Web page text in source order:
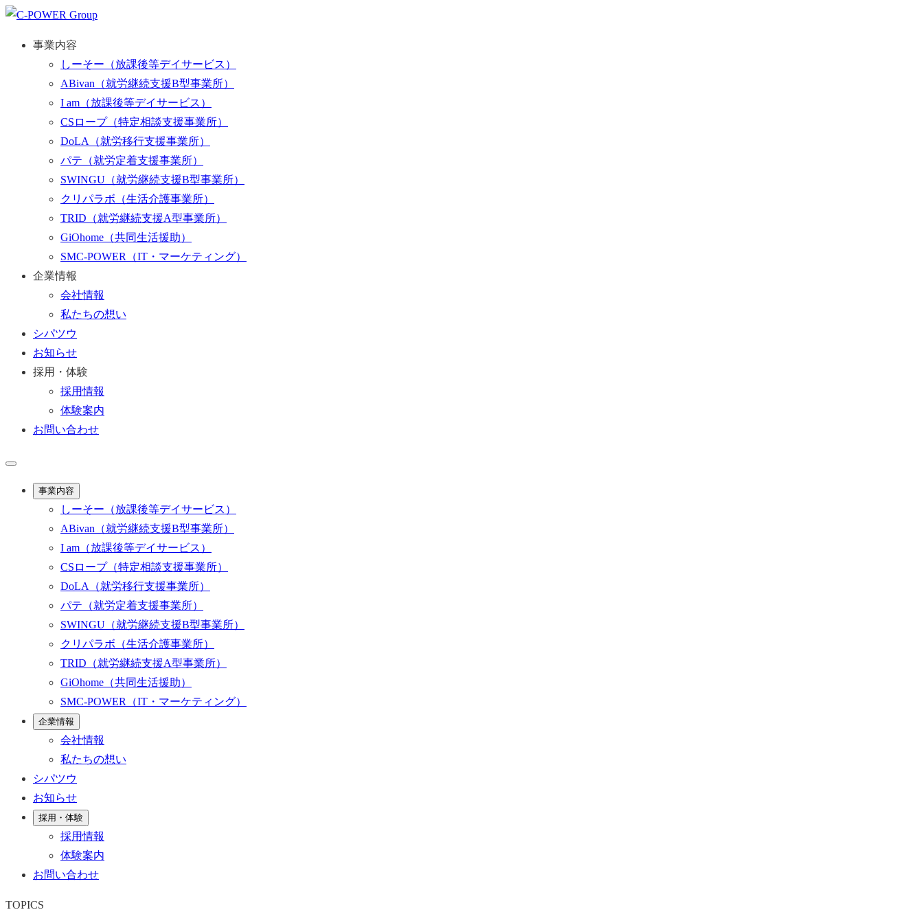
事業内容
しーそー （放課後等デイサービス）
ABivan （就労継続支援B型事業所）
I am （放課後等デイサービス）
CSロープ（特定相談支援事業所）
DoLA
（就労移行支援事業所）
パテ （就労定着支援事業所）
SWINGU （就労継続支援B型事業所）
クリパラボ （生活介護事業所）
TRID （就労継続支援A型事業所）
GiOhome （共同生活援助）
SMC-POWER
（IT・マーケティング）
企業情報
会社情報
私たちの想い
シパツウ
お知らせ
採用・体験
採用情報
体験案内
お問い合わせ
事業内容
しーそー （放課後等デイサービス）
ABivan （就労継続支援B型事業所）
I am （放課後等デイサービス）
CSロープ（特定相談支援事業所）
DoLA
（就労移行支援事業所）
パテ （就労定着支援事業所）
SWINGU （就労継続支援B型事業所）
クリパラボ （生活介護事業所）
TRID （就労継続支援A型事業所）
GiOhome （共同生活援助）
SMC-POWER
（IT・マーケティング）
企業情報
会社情報
私たちの想い
シパツウ
お知らせ
採用・体験
採用情報
体験案内
お問い合わせ
TOPICS